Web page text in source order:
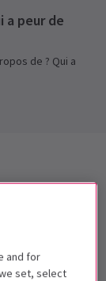
a peur de
de ? Qui a
savoir sur qui
?
and for
set, select